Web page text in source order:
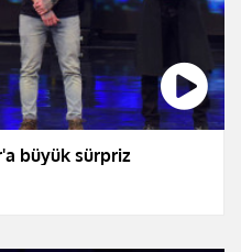
büyük sürpriz